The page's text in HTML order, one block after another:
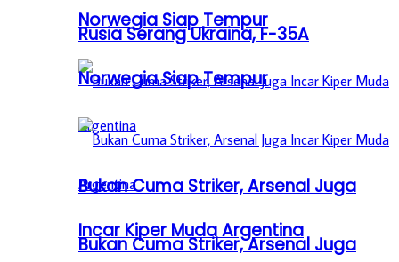
Norwegia Siap Tempur
Bukan Cuma Striker, Arsenal Juga
Incar Kiper Muda Argentina
Rusia Serang Ukraina, F-35A
Norwegia Siap Tempur
Bukan Cuma Striker, Arsenal Juga